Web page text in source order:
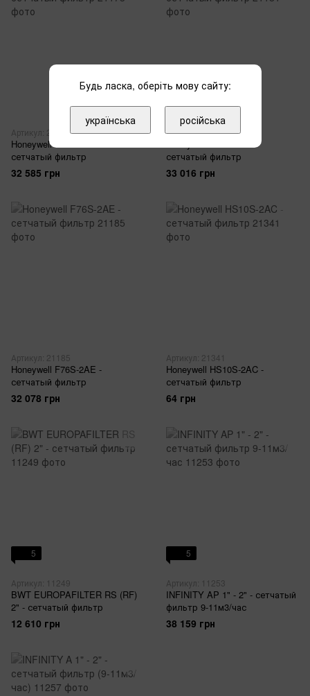
Артикул: 21173
Honeywell F76S-2AC -
сетчатый фильтр
32 585 грн
Артикул: 21181
Honeywell F76S-2AD -
сетчатый фильтр
33 016 грн
Артикул: 21185
Honeywell F76S-2AE -
сетчатый фильтр
32 078 грн
Артикул: 21341
Honeywell HS10S-2AC -
сетчатый фильтр
64 грн
5
Артикул: 11249
BWT EUROPAFILTER RS (RF)
2" - сетчатый фильтр
12 610 грн
5
Артикул: 11253
INFINITY AP 1" - 2" - сетчатый
фильтр 9-11м3/час
38 159 грн
Будь ласка, оберіть мову сайту:
українська російська